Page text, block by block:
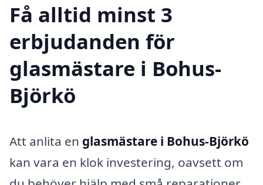
Få alltid minst 3
erbjudanden för
glasmästare i Bohus-
Björkö
Att anlita en glasmästare i Bohus-Björkö
kan vara en klok investering, oavsett om